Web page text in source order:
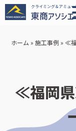
クライミング＆アミュ
ホーム »施工事例 » ≪
≪福岡